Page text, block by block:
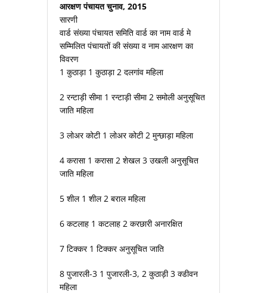
आरक्षण पंचायत चुनाव, 2015
सारणी
वार्ड संख्या पंचायत समिति वार्ड का नाम वार्ड मे
सम्मिलित पंचायतों की संख्या व नाम आरक्षण का
विवरण
1 कुठाड़ा 1 कुठाड़ा 2 दलगांव महिला
2 रन्टाड़ी सीमा 1 रन्टाड़ी सीमा 2 समोली अनुसूचित
जाति महिला
3 लोअर कोटी 1 लोअर कोटी 2 मुन्छाड़ा महिला
4 करासा 1 करासा 2 शेखल 3 उखली अनुसूचित
जाति महिला
5 शील 1 शील 2 बराल महिला
6 कटलाह 1 कटलाह 2 करछारी अनारक्षित
7 टिक्कर 1 टिक्कर अनुसूचित जाति
8 पुजारली-3 1 पुजारली-3, 2 कुठाड़ी 3 क्डीवन
महिला